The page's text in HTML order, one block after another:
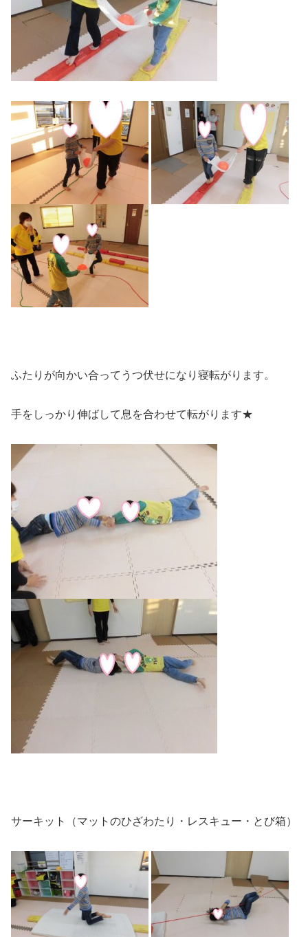
ふたりが向かい合ってうつ伏せになり寝転がります。
手をしっかり伸ばして息を合わせて転がります★
サーキット（マットのひざわたり・レスキュー・とび箱）